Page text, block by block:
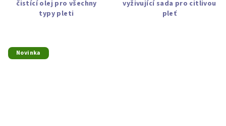
čistící olej pro všechny
typy pleti
vyživující sada pro citlivou
pleť
Novinka